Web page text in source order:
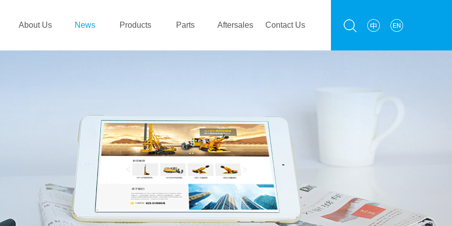
About Us News Products Parts Aftersales Contact Us